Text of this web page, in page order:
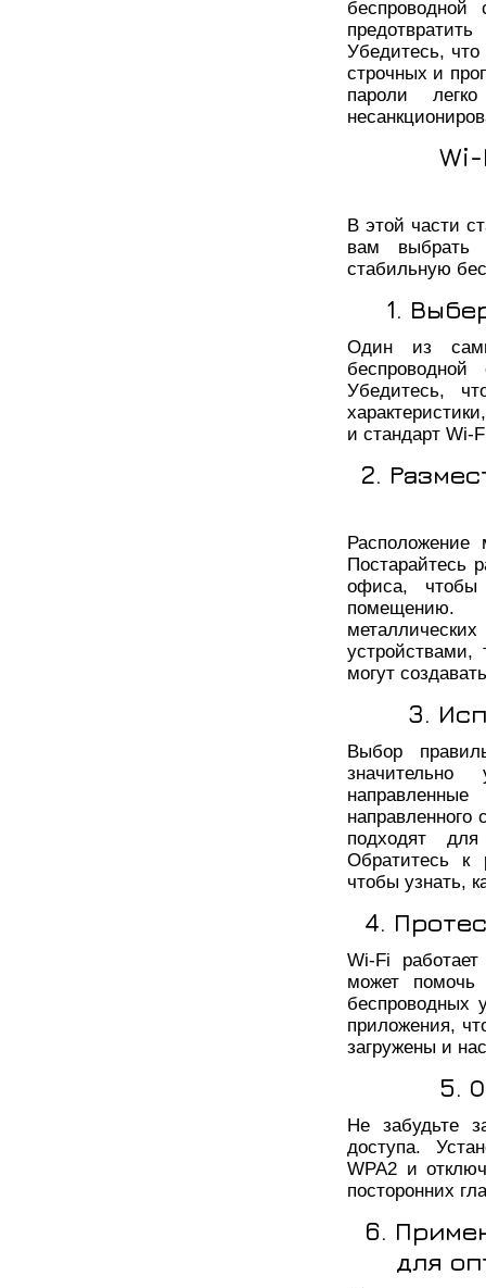
Убедитесь,
строчных и
пароли
В этой части
вам выбрать
стабильную
1.
Один из
Убедитесь,
и стандарт Wi-
2.
Расположение
Постарайтесь
офиса, чтобы
помещению.
устройствами,
могут
3.
Выбор
направленного
подходят
Обратитесь к
чтобы узнать,
4.
Wi-Fi
может помочь
беспроводных
приложения,
загружены и
5.
Не забудьте
доступа.
WPA2 и
посторонних
6.
для